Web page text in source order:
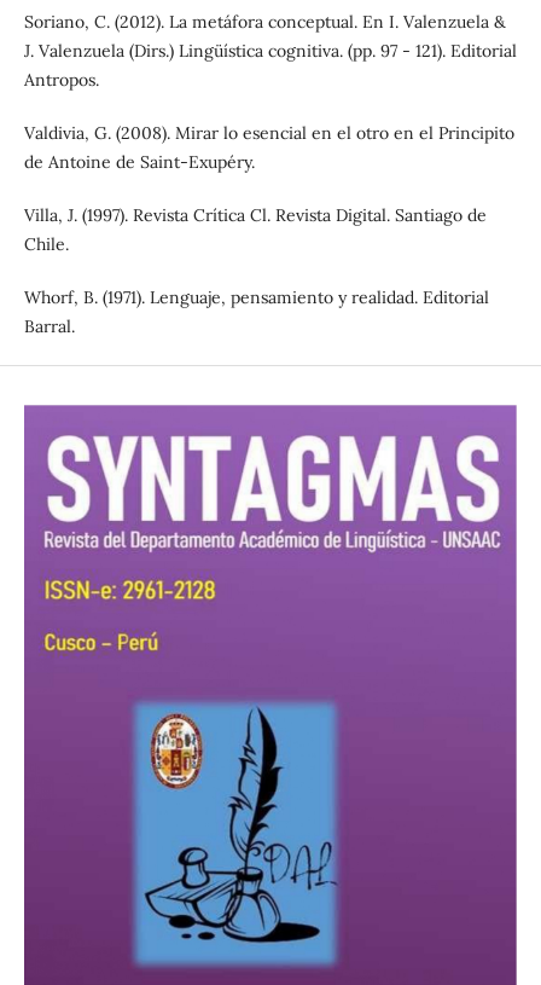
Soriano, C. (2012). La metáfora conceptual. En I. Valenzuela &
J. Valenzuela (Dirs.) Lingüística cognitiva. (pp. 97 - 121). Editorial
Antropos.
Valdivia, G. (2008). Mirar lo esencial en el otro en el Principito
de Antoine de Saint-Exupéry.
Villa, J. (1997). Revista Crítica Cl. Revista Digital. Santiago de
Chile.
Whorf, B. (1971). Lenguaje, pensamiento y realidad. Editorial
Barral.